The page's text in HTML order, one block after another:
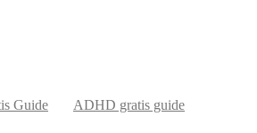
Guide ADHD gratis guide